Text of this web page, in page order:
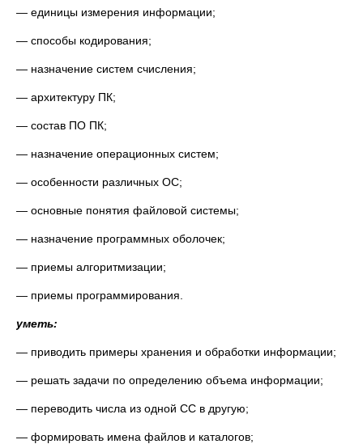
— единицы измерения информации;
— способы кодирования;
— назначение систем счисления;
— архитектуру ПК;
— состав ПО ПК;
— назначение операционных систем;
— особенности различных ОС;
— основные понятия файловой системы;
— назначение программных оболочек;
— приемы алгоритмизации;
— приемы программирования.
уметь:
— приводить примеры хранения и обработки информации;
— решать задачи по определению объема информации;
— переводить числа из одной СС в другую;
— формировать имена файлов и каталогов;